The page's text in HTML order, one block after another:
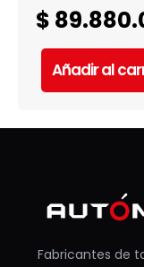
$
Añadir al
Fabricantes de